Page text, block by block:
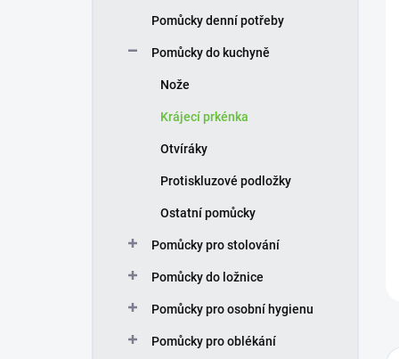
Pomůcky denní potřeby
Pomůcky do kuchyně
Nože
Krájecí prkénka
Otvíráky
Protiskluzové podložky
Ostatní pomůcky
Pomůcky pro stolování
Pomůcky do ložnice
Pomůcky pro osobní hygienu
Pomůcky pro oblékání